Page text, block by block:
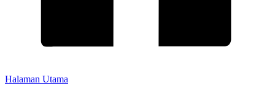
Halaman Utama